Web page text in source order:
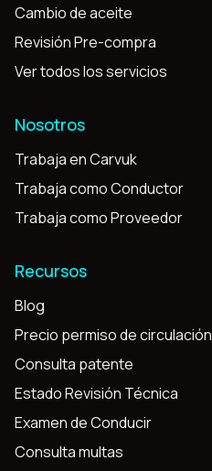
Cambio de aceite
Revisión Pre-compra
Ver todos los servicios
Nosotros
Trabaja en Carvuk
Trabaja como Conductor
Trabaja como Proveedor
Recursos
Blog
Precio permiso de circulación
Consulta patente
Estado Revisión Técnica
Examen de Conducir
Consulta multas